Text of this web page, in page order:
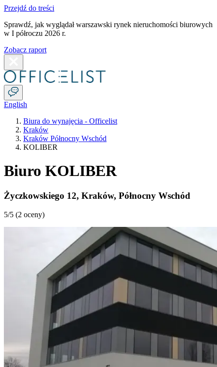
Przejdź do treści
Sprawdź, jak wyglądał warszawski rynek nieruchomości biurowych
w I półroczu 2026 r.
Zobacz raport
English
Biura do wynajęcia - Officelist
Kraków
Kraków Północny Wschód
KOLIBER
Biuro KOLIBER
Życzkowskiego 12, Kraków, Północny Wschód
5/5 (2 oceny)